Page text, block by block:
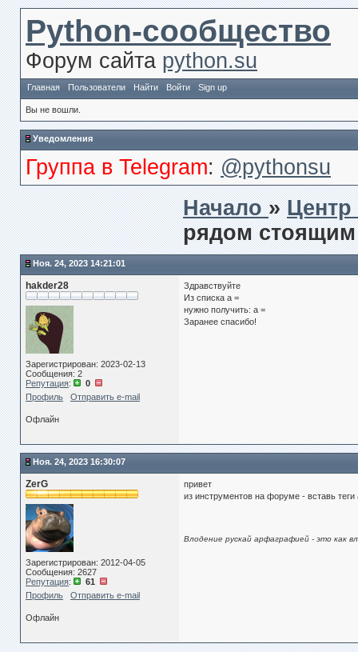
Python-сообщество
Форум сайта python.su
Главная Пользователи Найти Войти Sign up
Вы не вошли.
Уведомления
Группа в Telegram: @pythonsu
Начало»
рядом
Ноя. 24, 2023 14:21:01
hakder28
Зарегистрирован: 2023-02-13
Сообщения: 2
Репутация:
0
Профиль
Отправить e-mail
Здравствуйте
Из списка a =
нужно получить: a =
Заранее спасибо!
Офлайн
Ноя. 24, 2023 16:30:07
ZerG
Зарегистрирован: 2012-04-05
Сообщения: 2627
Репутация:
61
Профиль
Отправить e-mail
привет
из инструментов на форуме - вставь теги
Влодение рускай арфаграфией - это как
Офлайн